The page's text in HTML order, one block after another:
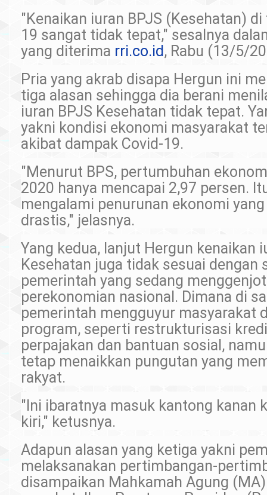
"Kenaikan iuran BPJS (Kesehatan) di
19 sangat tidak tepat," sesalnya
yang diterima rri.co.id, Rabu (13/5/
Pria yang akrab disapa Hergun ini
tiga alasan sehingga dia berani
iuran BPJS Kesehatan tidak tepat.
yakni kondisi ekonomi masyarakat
akibat dampak Covid-19.
"Menurut BPS, pertumbuhan
2020 hanya mencapai 2,97 persen.
mengalami penurunan ekonomi
drastis," jelasnya.
Yang kedua, lanjut Hergun kenaikan
Kesehatan juga tidak sesuai dengan
pemerintah yang sedang
perekonomian nasional. Dimana di
pemerintah mengguyur masyarakat
program, seperti restrukturisasi
perpajakan dan bantuan sosial,
tetap menaikkan pungutan yang
rakyat.
"Ini ibaratnya masuk kantong kanan
kiri," ketusnya.
Adapun alasan yang ketiga yakni
melaksanakan pertimbangan-
disampaikan Mahkamah Agung